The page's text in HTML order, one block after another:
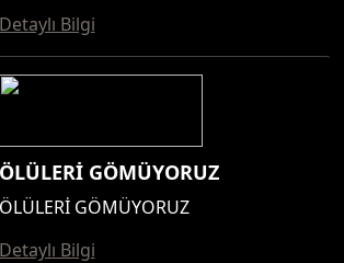
Detaylı Bilgi
ÖLÜLERİ GÖMÜYORUZ
ÖLÜLERİ GÖMÜYORUZ
Detaylı Bilgi